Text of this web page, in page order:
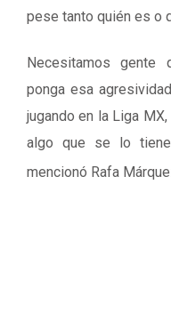
pese tanto quién es o
Necesitamos gente
ponga esa
jugando en la Liga
algo que se lo tiene
mencionó Rafa